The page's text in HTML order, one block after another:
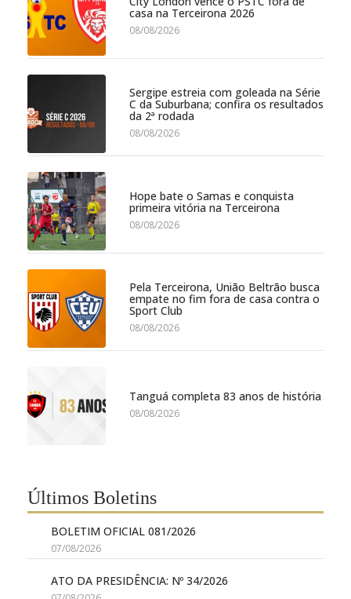
casa na Terceirona 2026
08/08/2026
Sergipe estreia com goleada na Série
C da Suburbana; confira os resultados
da 2ª rodada
08/08/2026
Hope bate o Samas e conquista
primeira vitória na Terceirona
08/08/2026
Pela Terceirona, União Beltrão busca
empate no fim fora de casa contra o
Sport Club
08/08/2026
Tanguá completa 83 anos de história
08/08/2026
Últimos Boletins
BOLETIM OFICIAL 081/2026
07/08/2026
ATO DA PRESIDÊNCIA: Nº 34/2026